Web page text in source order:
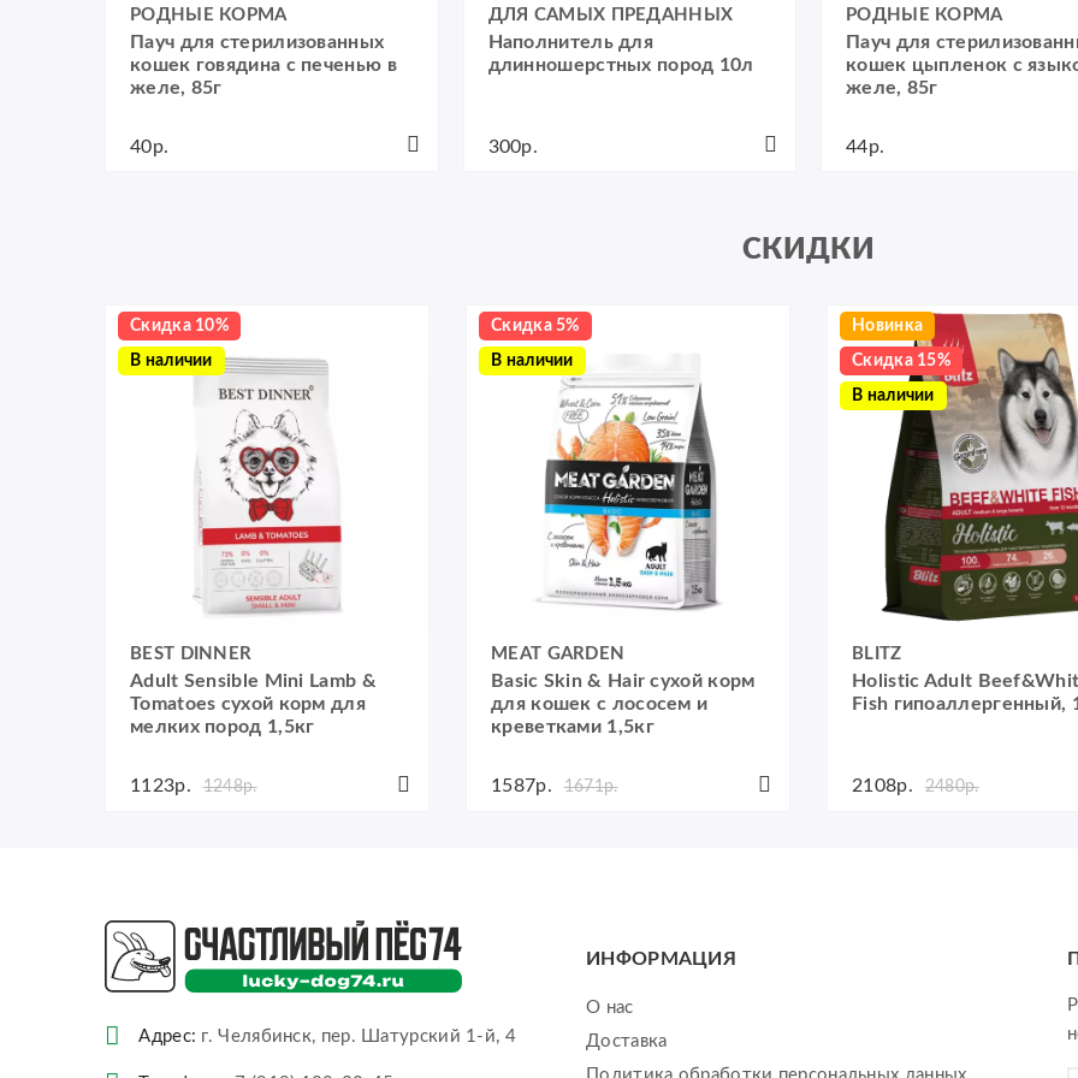
РОДНЫЕ КОРМА
Пауч для стерилизованных
кошек говядина с печенью в
желе, 85г
40р.
ДЛЯ САМЫХ ПРЕДАННЫХ
Наполнитель для
длинношерстных пород 10л
300р.
РОДНЫЕ КОРМА
Пауч для
кошек цыпленок с
желе, 85г
44р.
СКИДКИ
Скидка 10%
В наличии
BEST DINNER
Adult Sensible Mini Lamb &
Tomatoes сухой корм для
мелких пород 1,5кг
1123р. 1248р.
Скидка 5%
В наличии
MEAT GARDEN
Basic Skin & Hair сухой корм
для кошек с лососем и
креветками 1,5кг
1587р. 1671р.
Новинка
Скидка 15%
В наличии
BLITZ
Holistic Adult
Fish гипоаллергенный,
2108р. 2480р.
Адрес: г. Челябинск, пер. Шатурский 1-й, 4
ИНФОРМАЦИЯ
О нас
Доставка
Политика обработки персональных данных